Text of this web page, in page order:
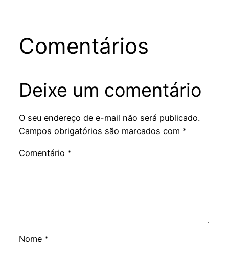
Comentários
Deixe um comentário
O seu endereço de e-mail não será publicado.
Campos obrigatórios são marcados com *
Comentário *
Nome *